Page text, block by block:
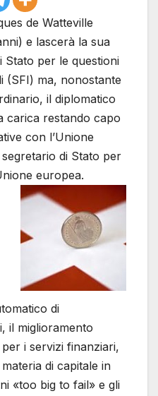
de Watteville
e lascerà la sua
Stato per le questioni
(SFI) ma, nonostante
il diplomatico
carica restando capo
con l’Unione
di Stato per
europea.
di
il miglioramento
i servizi finanziari,
di capitale in
«too big to fail» e gli